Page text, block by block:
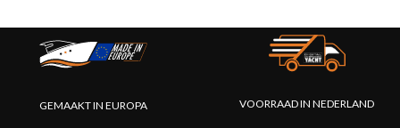
GEMAAKT IN EUROPA VOORRAAD IN NEDERLAND